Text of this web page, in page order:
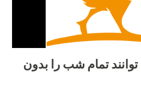
تمام شب را بدون